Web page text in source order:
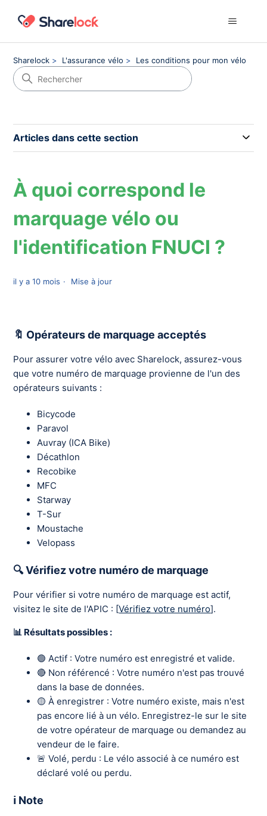
Sharelock L'assurance vélo Les conditions pour mon vélo
Articles dans cette section
À quoi correspond le
marquage vélo ou
l'identification FNUCI ?
il y a 10 mois Mise à jour
🔖 Opérateurs de marquage acceptés
Pour assurer votre vélo avec Sharelock, assurez-vous
que votre numéro de marquage provienne de l'un des
opérateurs suivants :
Bicycode
Paravol
Auvray (ICA Bike)
Décathlon
Recobike
MFC
Starway
T-Sur
Moustache
Velopass
🔍 Vérifiez votre numéro de marquage
Pour vérifier si votre numéro de marquage est actif,
visitez le site de l'APIC : [Vérifiez votre numéro].
📊 Résultats possibles :
🟢 Actif : Votre numéro est enregistré et valide.
🔴 Non référencé : Votre numéro n'est pas trouvé
dans la base de données.
🟡 À enregistrer : Votre numéro existe, mais n'est
pas encore lié à un vélo. Enregistrez-le sur le site
de votre opérateur de marquage ou demandez au
vendeur de le faire.
🚨 Volé, perdu : Le vélo associé à ce numéro est
déclaré volé ou perdu.
ℹ️ Note